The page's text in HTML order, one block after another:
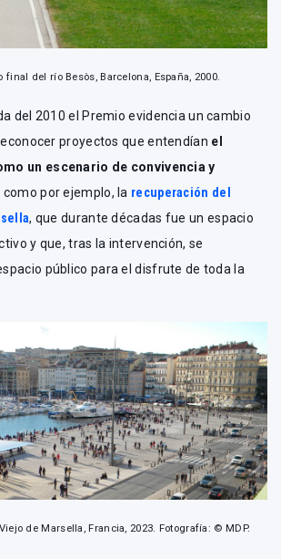
final del río Besòs, Barcelona, España, 2000.
del 2010 el Premio evidencia un cambio
proyectos que entendían el
un escenario de convivencia y
como por ejemplo, la recuperación del
, que durante décadas fue un espacio
y que, tras la intervención, se
público para el disfrute de toda la
de Marsella, Francia, 2023. Fotografía: © MDP.